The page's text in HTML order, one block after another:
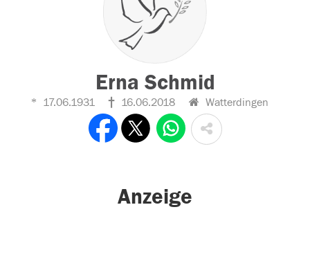
Erna Schmid
17.06.1931 16.06.2018 Watterdingen
Anzeige